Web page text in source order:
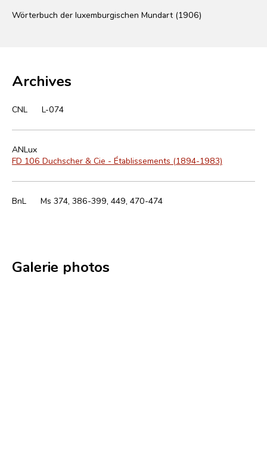
Wörterbuch der luxemburgischen Mundart (1906)
Archives
CNL L-074
ANLux
FD 106 Duchscher & Cie - Établissements (1894-1983)
BnL Ms 374, 386-399, 449, 470-474
Galerie photos